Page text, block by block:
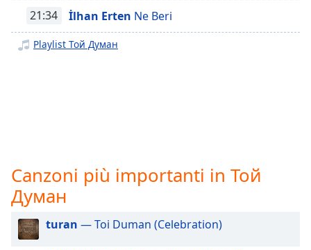
selected
Subtitles
off ,
selected
Track
21:34 İlhan Erten Ne Beri
Playlist Той Думан
Canzoni più importanti in Той
Думан
turan — Toi Duman (Celebration)